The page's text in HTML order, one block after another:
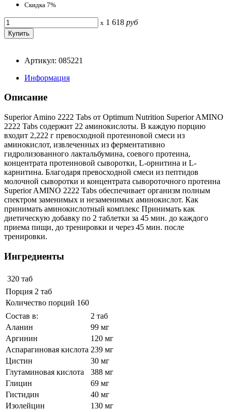
Скидка 7%
x 1 618 руб
Артикул: 085221
Информация
Описание
Superior Amino 2222 Tabs от Optimum Nutrition Superior AMINO
2222 Tabs содержит 22 аминокислоты. В каждую порцию
входит 2,222 г превосходной протеиновой смеси из
аминокислот, извлеченных из ферментативно
гидролизованного лактальбумина, соевого протеина,
концентрата протеиновой сыворотки, L-орнитина и L-
карнитина. Благодаря превосходной смеси из пептидов
молочной сыворотки и концентрата сывороточного протеина
Superior AMINO 2222 Tabs обеспечивает организм полным
спектром заменимых и незаменимых аминокислот. Как
принимать аминокислотный комплекс Принимать как
диетическую добавку по 2 таблетки за 45 мин. до каждого
приема пищи, до тренировки и через 45 мин. после
тренировки.
Ингредиенты
320 таб
Порция 2 таб
Количество порций 160
Состав в:
2 таб
Аланин
99 мг
Аргинин
120 мг
Аспарагиновая кислота 239 мг
Цистин
30 мг
Глутаминовая кислота
388 мг
Глицин
69 мг
Гистидин
40 мг
Изолейцин
130 мг